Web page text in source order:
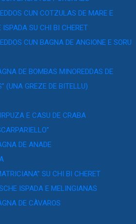
CUN COTZULAS DE MARE E
ISPADA SU CHI BI CHERET
CUN BAGNA DE ANGIONE E SORU
DE BOMBAS MINOREDDAS DE
(UNA GREZE DE BITELLU)
E CASU DE CRABA
DE ANADE
SU CHI BI CHERET
ISPADA E MELINGIANAS
DE CÀVAROS